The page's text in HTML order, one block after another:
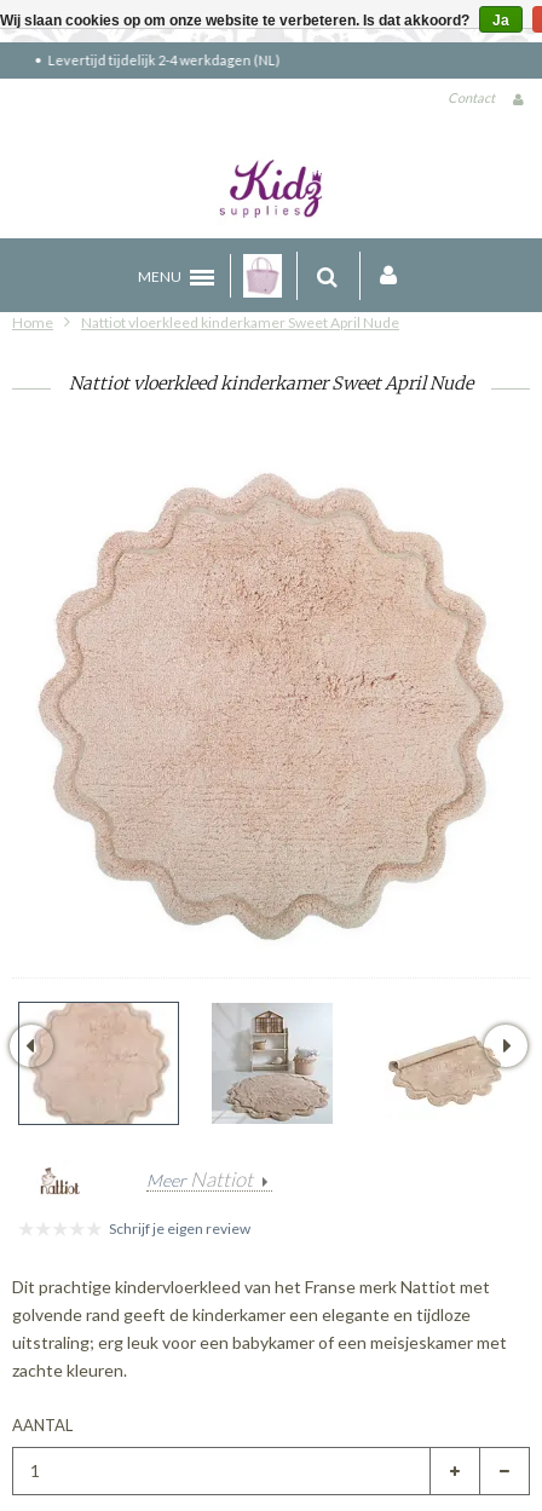
Gratis verzending boven €90 (NL)
Contact
MENU
Home Nattiot vloerkleed kinderkamer Sweet April Nude
Nattiot vloerkleed kinderkamer Sweet April Nude
Meer Nattiot
Schrijf je eigen review
Dit prachtige kindervloerkleed van het Franse merk Nattiot met
golvende rand geeft de kinderkamer een elegante en tijdloze
uitstraling; erg leuk voor een babykamer of een meisjeskamer met
zachte kleuren.
AANTAL
Wij slaan cookies op om onze website te verbeteren. Is dat akkoord? Ja